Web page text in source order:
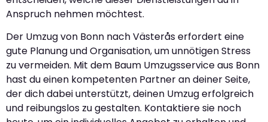
Anspruch nehmen möchtest.
Der Umzug von Bonn nach Västerås erfordert eine
gute Planung und Organisation, um unnötigen Stress
zu vermeiden. Mit dem Baum Umzugsservice aus Bonn
hast du einen kompetenten Partner an deiner Seite,
der dich dabei unterstützt, deinen Umzug erfolgreich
und reibungslos zu gestalten. Kontaktiere sie noch